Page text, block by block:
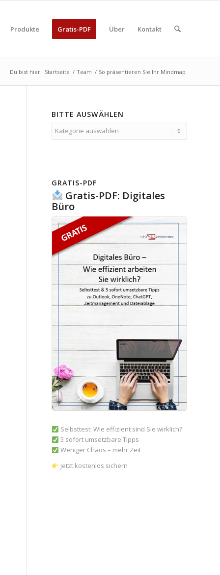
Produkte Gratis-PDF Über Kontakt
Du bist hier: Startseite / Team / So präsentieren Sie Ihr Mindmap
BITTE AUSWÄHLEN
auswählen
GRATIS-PDF
Gratis-PDF: Digitales
Büro
Selbsttest: Wie effizient sind Sie wirklich?
5 sofort umsetzbare Tipps
Weniger Chaos – mehr Zeit
Jetzt kostenlos sichern